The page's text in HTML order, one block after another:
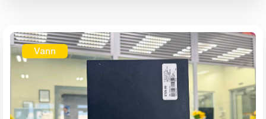
Vann